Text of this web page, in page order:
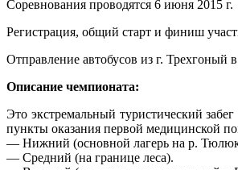
Соревнования проводятся 6 июня 2015 г.
Регистрация, общий старт и финиш
Отправление автобусов из г.
Описание чемпионата:
Это экстремальный туристический
пункты оказания первой медицинской
— Нижний (основной лагерь на р.
— Средний (на границе леса).